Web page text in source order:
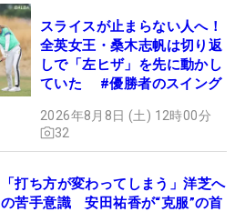
スライスが止まらない人へ！
全英女王・桑木志帆は切り返
しで「左ヒザ」を先に動かし
ていた #優勝者のスイング
2026年8月8日 (土) 12時00分
32
「打ち方が変わってしまう」洋芝へ
の苦手意識 安田祐香が“克服”の首